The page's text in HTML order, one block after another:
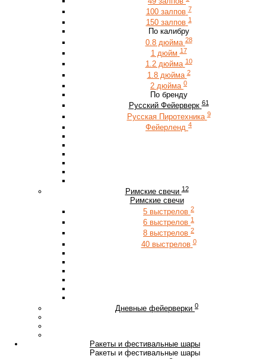
100 залпов 7
150 залпов 1
По калибру
0.8 дюйма 28
1 дюйм 17
1.2 дюйма 10
1.8 дюйма 2
2 дюйма 0
По бренду
Русский Фейерверк 61
Русская Пиротехника 9
Фейерленд 4
Римские свечи 12
Римские свечи
5 выстрелов 2
6 выстрелов 1
8 выстрелов 2
40 выстрелов 0
Дневные фейерверки 0
Ракеты и фестивальные шары
Ракеты и фестивальные шары